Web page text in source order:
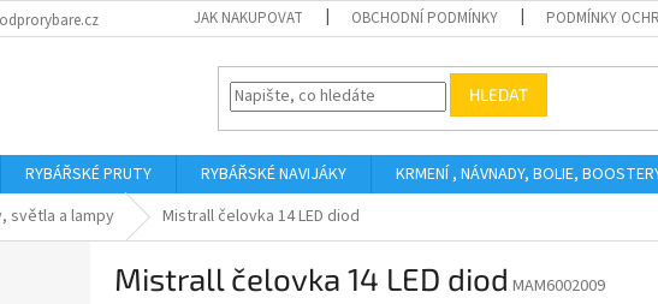
JAK NAKUPOVAT OBCHODNÍ PODMÍNKY PODMÍNKY
HLEDAT
RYBÁŘSKÉ PRUTY RYBÁŘSKÉ NAVIJÁKY KRMENÍ , NÁVNADY, BOLIE,
světla a lampy Mistrall čelovka 14 LED diod
Mistrall čelovka 14 LED diod MAM6002009